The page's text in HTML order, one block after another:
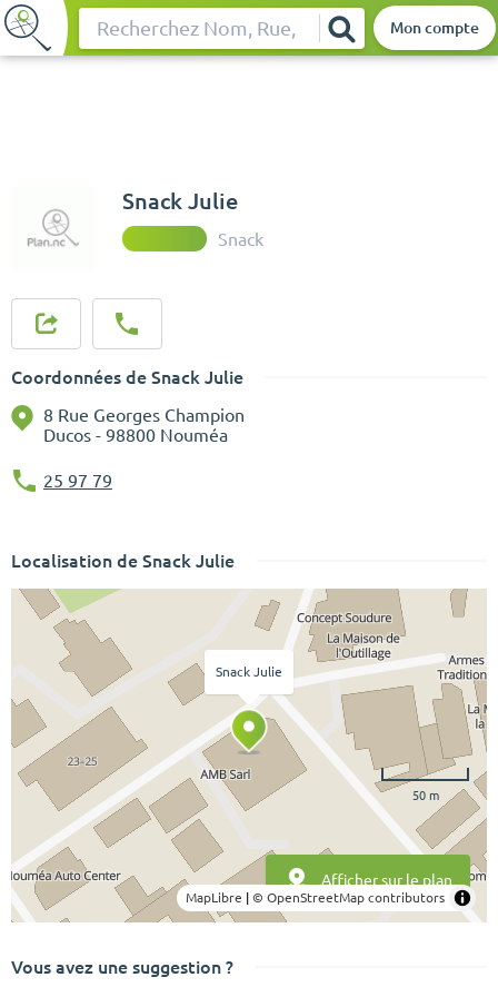
Rechercher Mon compte
Snack Julie
Snack
Coordonnées de Snack Julie
8 Rue Georges Champion
Ducos - 98800 Nouméa
25 97 79
Localisation de Snack Julie
50 m
MapLibre | © OpenStreetMap contributors
Snack Julie
Afficher sur le plan
Vous avez une suggestion ?